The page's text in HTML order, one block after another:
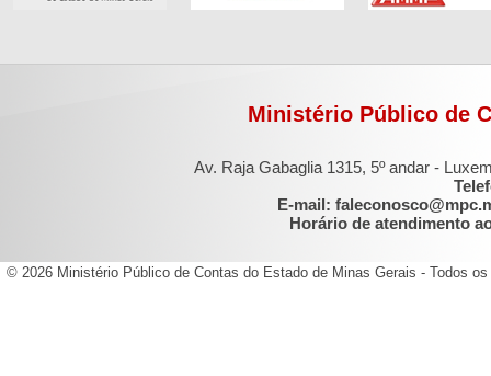
Ministério Público de
Av. Raja Gabaglia 1315, 5º andar -
E-mail:
Horário de atendimento
© 2026 Ministério Público de Contas do Estado de Minas Gerais - Todos